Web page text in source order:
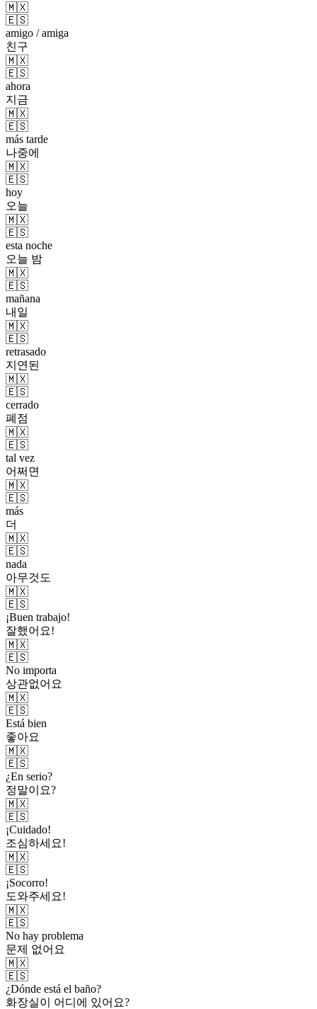
🇲🇽
🇪🇸
amigo / amiga
친구
🇲🇽
🇪🇸
ahora
지금
🇲🇽
🇪🇸
más tarde
나중에
🇲🇽
🇪🇸
hoy
오늘
🇲🇽
🇪🇸
esta noche
오늘 밤
🇲🇽
🇪🇸
mañana
내일
🇲🇽
🇪🇸
retrasado
지연된
🇲🇽
🇪🇸
cerrado
폐점
🇲🇽
🇪🇸
tal vez
어쩌면
🇲🇽
🇪🇸
más
더
🇲🇽
🇪🇸
nada
아무것도
🇲🇽
🇪🇸
¡Buen trabajo!
잘했어요!
🇲🇽
🇪🇸
No importa
상관없어요
🇲🇽
🇪🇸
Está bien
좋아요
🇲🇽
🇪🇸
¿En serio?
정말이요?
🇲🇽
🇪🇸
¡Cuidado!
조심하세요!
🇲🇽
🇪🇸
¡Socorro!
도와주세요!
🇲🇽
🇪🇸
No hay problema
문제 없어요
🇲🇽
🇪🇸
¿Dónde está el baño?
화장실이 어디에 있어요?